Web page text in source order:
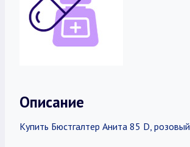
Описание
Купить Бюстгалтер Анита 85 D, розовый